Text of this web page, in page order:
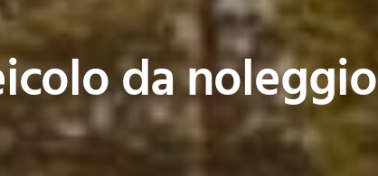
da noleggio